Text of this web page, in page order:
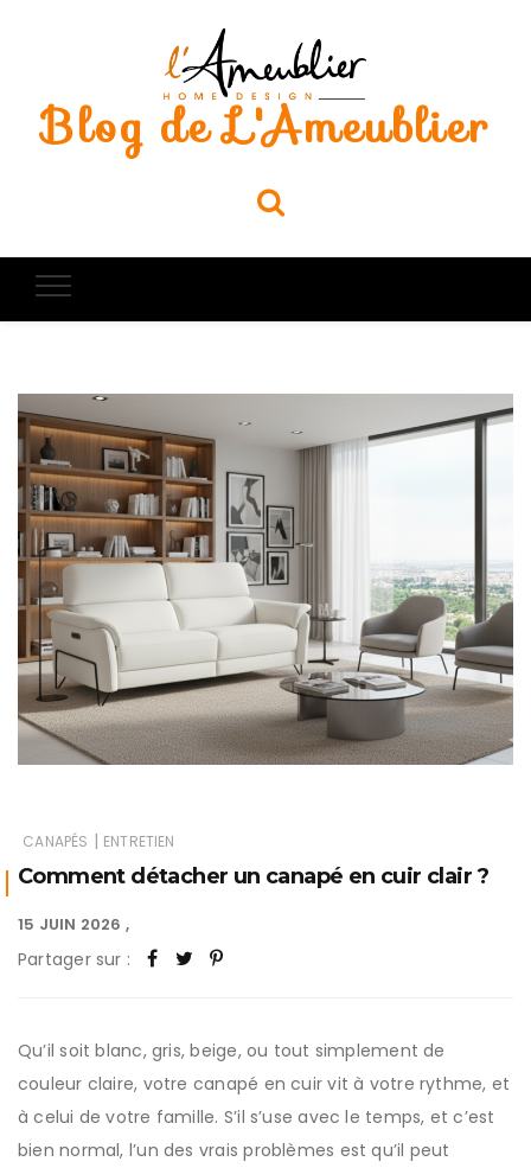
Blog de L'Ameublier
CANAPÉS | ENTRETIEN
Comment détacher un canapé en cuir clair ?
15 JUIN 2026
Partager sur :
Qu’il soit blanc, gris, beige, ou tout simplement de
couleur claire, votre canapé en cuir vit à votre rythme, et
à celui de votre famille. S’il s’use avec le temps, et c’est
bien normal, l’un des vrais problèmes est qu’il peut